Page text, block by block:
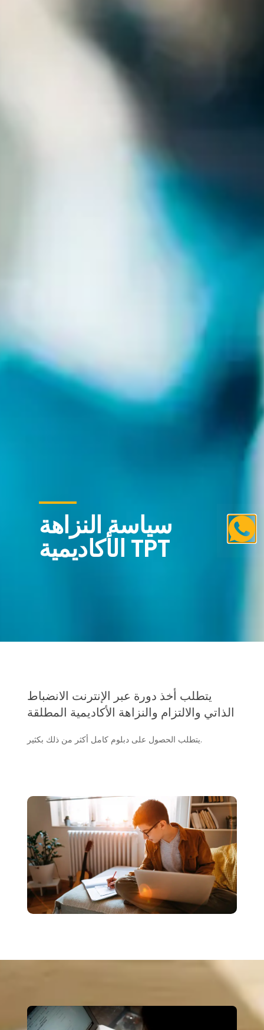
سياسة النزاهة
الأكاديمية TPT
يتطلب أخذ دورة عبر الإنترنت الانضباط
الذاتي والالتزام والنزاهة الأكاديمية المطلقة
يتطلب الحصول على دبلوم كامل أكثر من ذلك بكثير.